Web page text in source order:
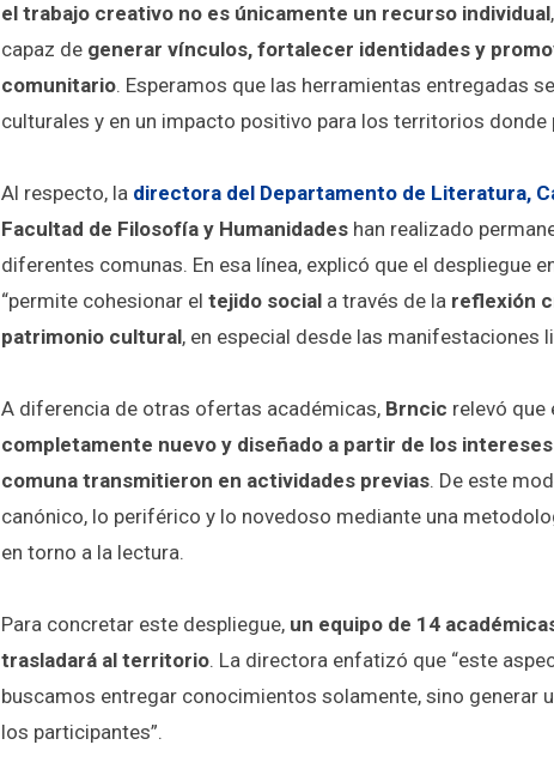
el trabajo creativo no es únicamente un recurso individual
capaz de generar vínculos, fortalecer identidades y
comunitario. Esperamos que las herramientas entregadas
culturales y en un impacto positivo para los territorios
Al respecto, la directora del Departamento de Literatura,
Facultad de Filosofía y Humanidades han realizado
diferentes comunas. En esa línea, explicó que el despliegue
“permite cohesionar el tejido social a través de la reflexión
patrimonio cultural, en especial desde las manifestaciones
A diferencia de otras ofertas académicas, Brncic relevó que
completamente nuevo y diseñado a partir de los
comuna transmitieron en actividades previas. De este
canónico, lo periférico y lo novedoso mediante una
en torno a la lectura.
Para concretar este despliegue, un equipo de 14
trasladará al territorio. La directora enfatizó que “este
buscamos entregar conocimientos solamente, sino generar
los participantes”.